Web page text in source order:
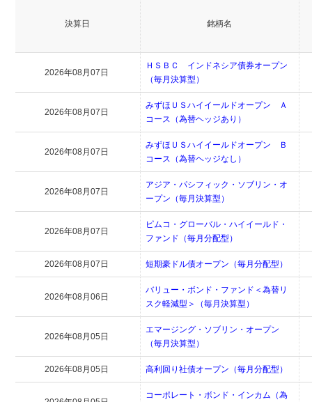
決算日 銘柄名
2026年08月07日
ＨＳＢＣ インドネシア債券オープン
（毎月決算型）
2026年08月07日
みずほＵＳハイイールドオープン Ａ
コース（為替ヘッジあり）
2026年08月07日
みずほＵＳハイイールドオープン Ｂ
コース（為替ヘッジなし）
2026年08月07日
アジア・パシフィック・ソブリン・オ
ープン（毎月決算型）
2026年08月07日
ピムコ・グローバル・ハイイールド・
ファンド（毎月分配型）
2026年08月07日 短期豪ドル債オープン（毎月分配型）
2026年08月06日
バリュー・ボンド・ファンド＜為替リ
スク軽減型＞（毎月決算型）
2026年08月05日
エマージング・ソブリン・オープン
（毎月決算型）
2026年08月05日 高利回り社債オープン（毎月分配型）
コーポレート・ボンド・インカム（為